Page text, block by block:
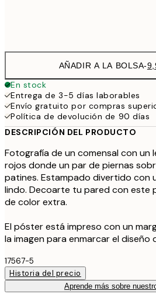
AÑADIR A LA BOLSA-
En stock
Entrega de 3-5 días laborables
Envío gratuito por compras
Política de devolución de 90 días
DESCRIPCIÓN DEL PRODUCTO
Fotografía de un comensal con un
rojos donde un par de piernas
patines. Estampado divertido con
lindo. Decoarte tu pared con este
de color extra.
El póster está impreso con un
la imagen para enmarcar el diseño
17567-5
Historia del precio
Aprende más sobre